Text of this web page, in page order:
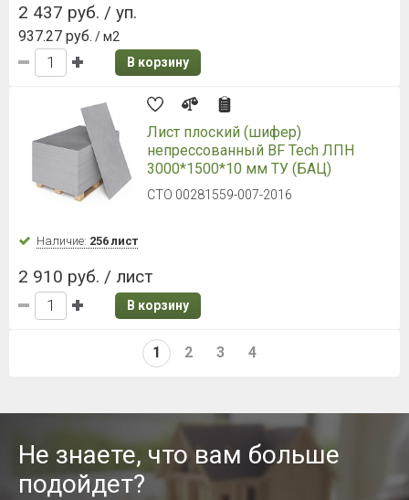
2 437 руб. / уп.
937.27 руб. / м2
В корзину
Лист плоский (шифер)
непрессованный BF Tech ЛПН
3000*1500*10 мм ТУ (БАЦ)
СТО 00281559-007-2016
Наличие: 256 лист
2 910 руб. / лист
В корзину
1 2 3 4
Не знаете, что вам больше
подойдет?